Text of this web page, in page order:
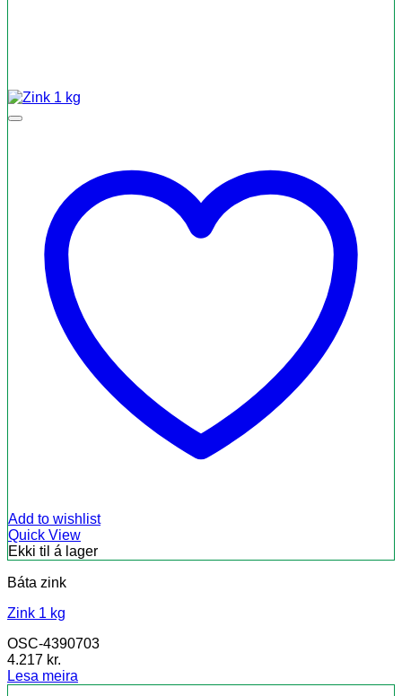
Add to wishlist
Quick View
Ekki til á lager
Báta zink
Zink 1 kg
OSC-4390703
4.217 kr.
Lesa meira